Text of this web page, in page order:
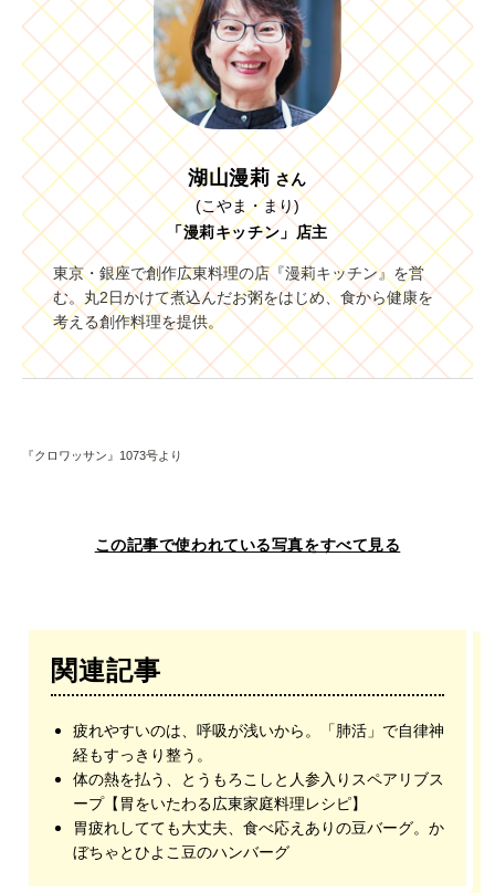
湖山漫莉 さん
(こやま・まり)
「漫莉キッチン」店主
東京・銀座で創作広東料理の店『漫莉キッチン』を営
む。丸2日かけて煮込んだお粥をはじめ、食から健康を
考える創作料理を提供。
『クロワッサン』1073号より
この記事で使われている写真をすべて見る
関連記事
疲れやすいのは、呼吸が浅いから。「肺活」で自律神
経もすっきり整う。
体の熱を払う、とうもろこしと人参入りスペアリブス
ープ【胃をいたわる広東家庭料理レシピ】
胃疲れしてても大丈夫、食べ応えありの豆バーグ。か
ぼちゃとひよこ豆のハンバーグ